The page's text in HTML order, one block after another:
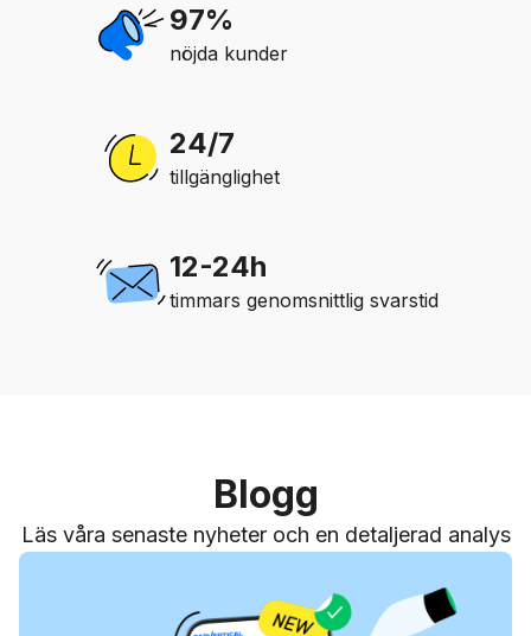
97%
nöjda kunder
24/7
tillgänglighet
12-24h
timmars genomsnittlig svarstid
Blogg
Läs våra senaste nyheter och en detaljerad analys